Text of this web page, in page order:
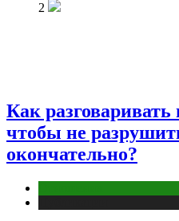
2
Как
чтобы не
окончательно?